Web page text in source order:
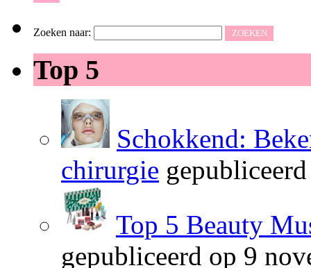
Zoeken naar:
Top 5
Schokkend:
chirurgie
Top 5 Beauty
gepubliceerd op 9